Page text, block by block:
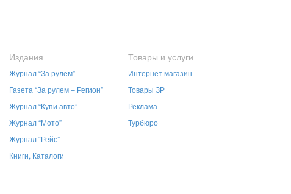
Издания
Журнал “За рулем”
Газета “За рулем – Регион”
Журнал “Купи авто”
Журнал “Мото”
Журнал “Рейс”
Книги, Каталоги
Товары и услуги
Интернет магазин
Товары ЗР
Реклама
Турбюро